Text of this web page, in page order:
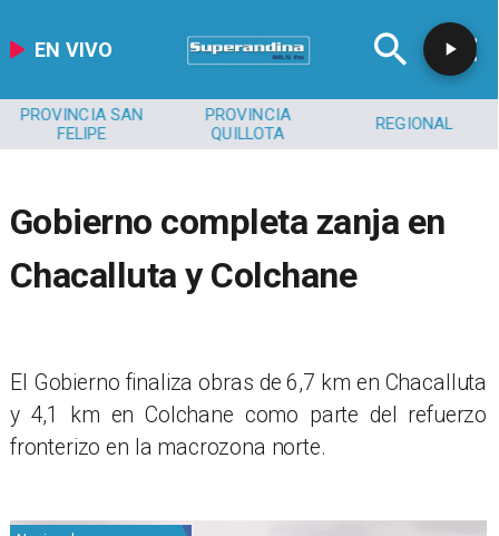
EN VIVO
PROVINCIA SAN
FELIPE
PROVINCIA
QUILLOTA
REGIONAL
Gobierno completa zanja en
Chacalluta y Colchane
El Gobierno finaliza obras de 6,7 km en Chacalluta
y 4,1 km en Colchane como parte del refuerzo
fronterizo en la macrozona norte.